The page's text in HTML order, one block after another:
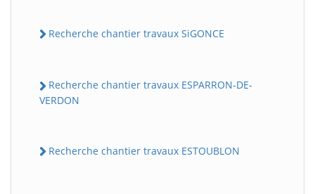
Recherche chantier travaux SiGONCE
Recherche chantier travaux ESPARRON-DE-
VERDON
Recherche chantier travaux ESTOUBLON